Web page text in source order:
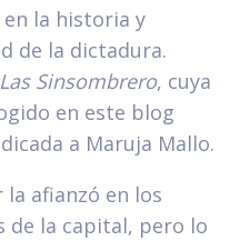
la historia y
de la dictadura.
Las Sinsombrero, cuya
en este blog
a Maruja Mallo.
afianzó en los
de la capital, pero lo